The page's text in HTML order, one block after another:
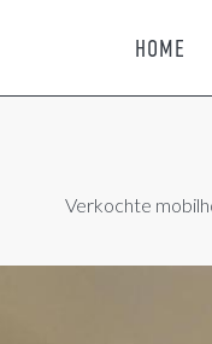
HOME
Verkochte